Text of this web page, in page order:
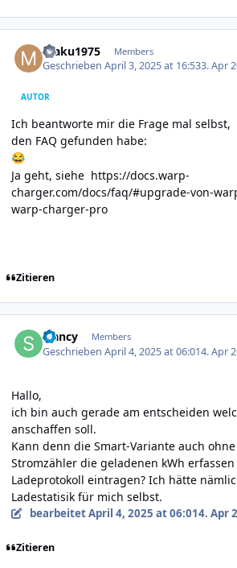
maku1975 Members
GeschriebenApril 3, 2025 at 16:533. Apr
AUTOR
Ich beantworte mir die Frage mal selbst,
den FAQ gefunden habe:
😂
Ja geht, siehe https://docs.warp-
charger.com/docs/faq/#upgrade-von-
warp-charger-pro
Zitieren
sfancy Members
GeschriebenApril 4, 2025 at 06:014. Apr
Hallo,
ich bin auch gerade am entscheiden
anschaffen soll.
Kann denn die Smart-Variante auch
Stromzähler die geladenen kWh
Ladeprotokoll eintragen? Ich hätte
Ladestatisik für mich selbst.
bearbeitetApril 4, 2025 at 06:014. Apr
Zitieren